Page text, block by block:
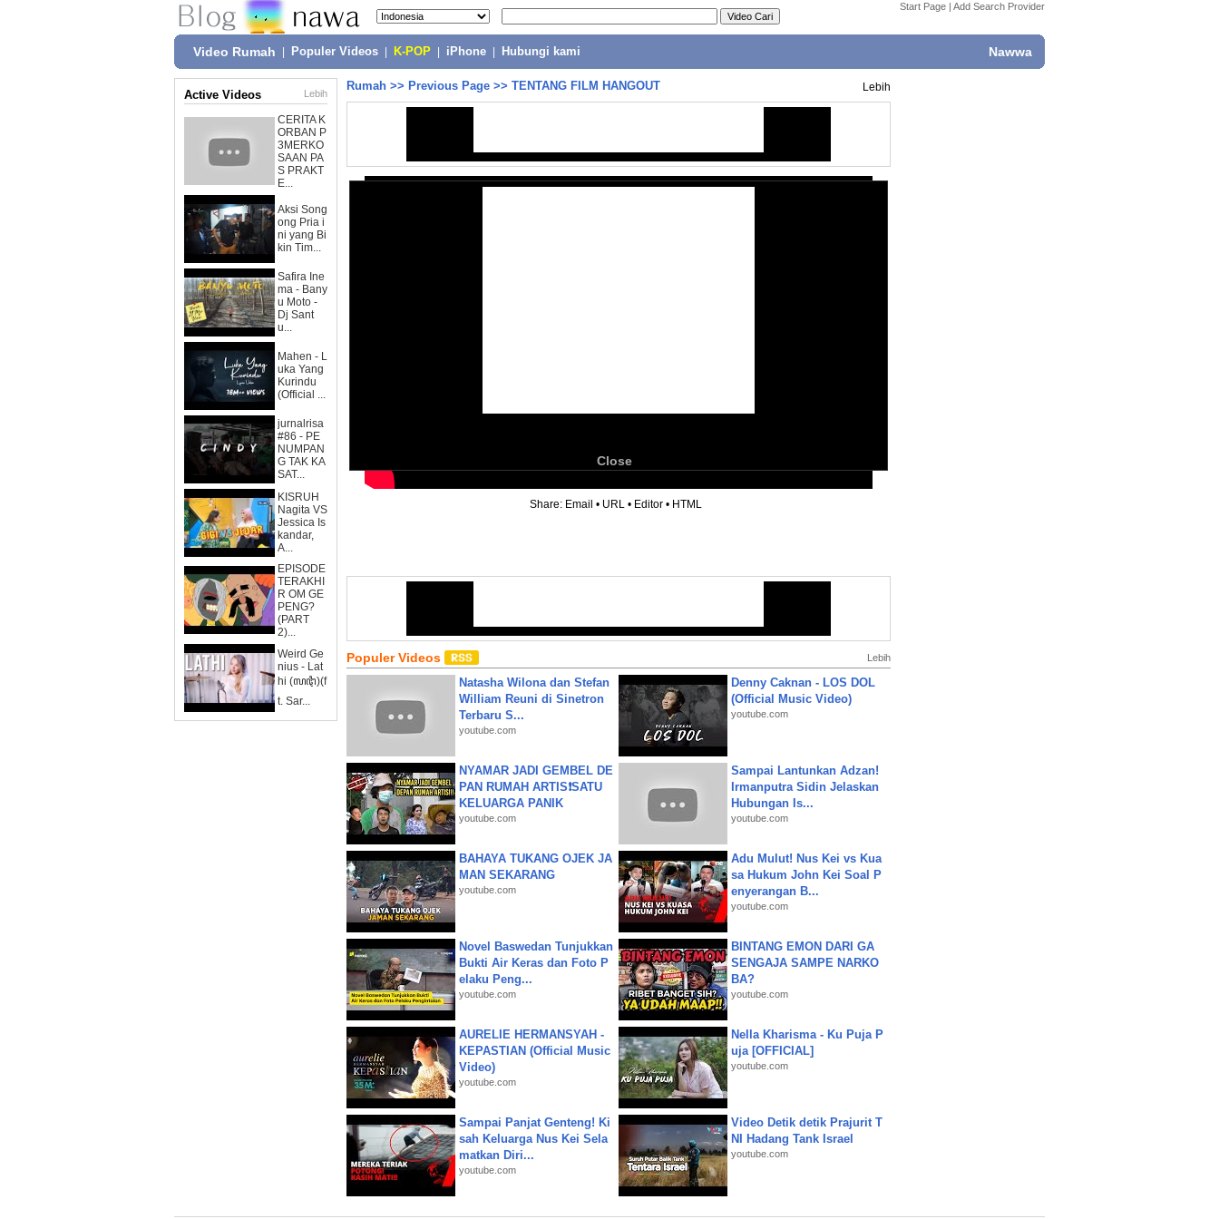
Start Page | Add Search Provider
Video Rumah Populer Videos K-POP iPhone Hubungi kami Nawwa
Active Videos Lebih
CERITA K
ORBAN P
3MERKO
SAAN PA
S PRAKT
E...
Aksi Song
ong Pria i
ni yang Bi
kin Tim...
Safira Ine
ma - Bany
u Moto -
Dj Sant
u...
Mahen - L
uka Yang
Kurindu
(Official ...
jurnalrisa
#86 - PE
NUMPAN
G TAK KA
SAT...
KISRUH
Nagita VS
Jessica Is
kandar,
A...
EPISODE
TERAKHI
R OM GE
PENG?
(PART
2)...
Weird Ge
nius - Lat
hi (ꦭꦛꦶ)(f
t. Sar...
Rumah >> Previous Page >> TENTANG FILM HANGOUT Lebih
Close
Share: Email • URL • Editor • HTML
Populer Videos Lebih
Natasha Wilona dan Stefan
William Reuni di Sinetron
Terbaru S...
youtube.com
Denny Caknan - LOS DOL
(Official Music Video)
youtube.com
NYAMAR JADI GEMBEL DE
PAN RUMAH ARTIS❗SATU
KELUARGA PANIK
youtube.com
Sampai Lantunkan Adzan!
Irmanputra Sidin Jelaskan
Hubungan Is...
youtube.com
BAHAYA TUKANG OJEK JA
MAN SEKARANG
youtube.com
Adu Mulut! Nus Kei vs Kua
sa Hukum John Kei Soal P
enyerangan B...
youtube.com
Novel Baswedan Tunjukkan
Bukti Air Keras dan Foto P
elaku Peng...
youtube.com
BINTANG EMON DARI GA
SENGAJA SAMPE NARKO
BA?
youtube.com
AURELIE HERMANSYAH -
KEPASTIAN (Official Music
Video)
youtube.com
Nella Kharisma - Ku Puja P
uja [OFFICIAL]
youtube.com
Sampai Panjat Genteng! Ki
sah Keluarga Nus Kei Sela
matkan Diri...
youtube.com
Video Detik detik Prajurit T
NI Hadang Tank Israel
youtube.com